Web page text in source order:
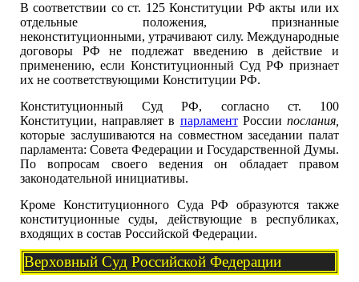
В соответствии со ст. 125 Конституции РФ акты или их
отдельные положения, признанные
неконституционными, утрачивают силу. Международные
договоры РФ не подлежат введению в действие и
применению, если Конституционный Суд РФ признает
их не соответствующими Конституции РФ.
Конституционный Суд РФ, согласно ст. 100
Конституции, направляет в парламентРоссиипослания,
которые заслушиваются на совместном заседании палат
парламента: Совета Федерации и Государственной Думы.
По вопросам своего ведения он обладает правом
законодательной инициативы.
Кроме Конституционного Суда РФ образуются также
конституционные суды, действующие в республиках,
входящих в состав Российской Федерации.
Верховный Суд Российской Федерации